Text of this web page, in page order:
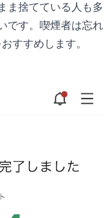
ま捨てている人も多
です。喫煙者は忘れ
すすめします。